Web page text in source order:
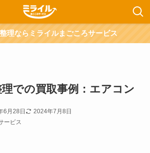
理ならミライルまごころサービス
での買取事例：エアコン
6月28日
2024年7月8日
ービス